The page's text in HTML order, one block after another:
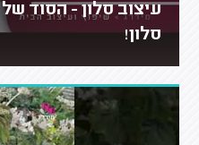
עיצוב סלון - הסוד
סלון!